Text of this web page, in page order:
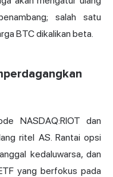
salah satu
BTC dikalikan beta.
NASDAQ:RIOT dan
ritel AS. Rantai opsi
kedaluwarsa, dan
yang berfokus pada